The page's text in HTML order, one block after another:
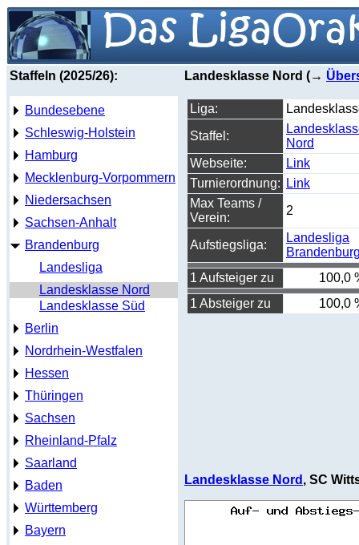
Staffeln (2025/26):
Bundesebene
Schleswig-Holstein
Hamburg
Mecklenburg-Vorpommern
Niedersachsen
Sachsen-Anhalt
Brandenburg
Landesliga
Landesklasse Nord
Landesklasse Süd
Berlin
Nordrhein-Westfalen
Hessen
Thüringen
Sachsen
Rheinland-Pfalz
Saarland
Baden
Württemberg
Bayern
Landesklasse Nord (→
Liga:
Staffel:
Nord
Webseite:
Link
Turnierordnung:
Link
Max Teams /
Verein:
2
Aufstiegsliga:
Landesliga
1 Aufsteiger zu
100,0
1 Absteiger zu
100,0
Landesklasse Nord , SC